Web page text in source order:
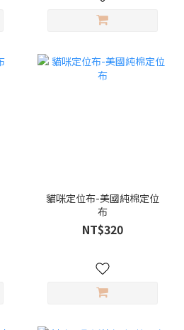
貓咪定位布-美國純棉定位
布
NT$320